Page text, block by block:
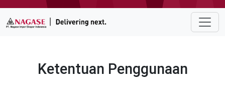
Ketentuan Penggunaan